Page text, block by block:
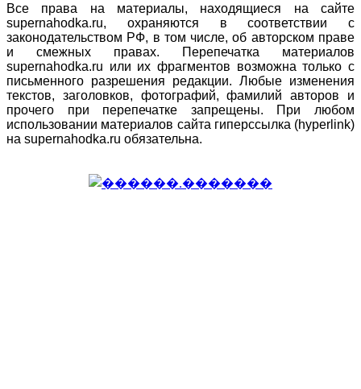
Все права на материалы, находящиеся на сайте
supernahodka.ru, охраняются в соответствии с
законодательством РФ, в том числе, об авторском праве
и смежных правах. Перепечатка материалов
supernahodka.ru или их фрагментов возможна только с
письменного разрешения редакции. Любые изменения
текстов, заголовков, фотографий, фамилий авторов и
прочего при перепечатке запрещены. При любом
использовании материалов сайта гиперссылка (hyperlink)
на supernahodka.ru обязательна.